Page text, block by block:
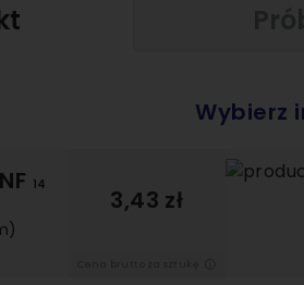
15 filmów
Wybierz
14
3,43 zł